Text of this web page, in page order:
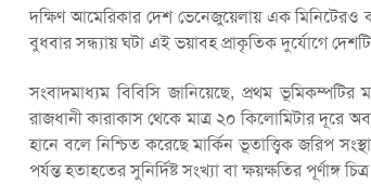
দক্ষিণ আমেরিকার দেশ ভেনেজুয়েলায় এক মিনিটেরও
বুধবার সন্ধ্যায় ঘটা এই ভয়াবহ প্রাকৃতিক দুর্যোগে
সংবাদমাধ্যম বিবিসি জানিয়েছে, প্রথম
রাজধানী কারাকাস থেকে মাত্র ২০ কিলোমিটার দূরে
হানে বলে নিশ্চিত করেছে মার্কিন ভূতাত্ত্বিক জরিপ
পর্যন্ত হতাহতের সুনির্দিষ্ট সংখ্যা বা ক্ষয়ক্ষতির পূর্ণাঙ্গ